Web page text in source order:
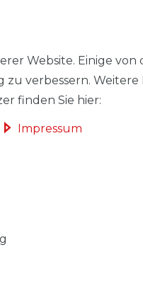
Website. Einige
verbessern.
finden Sie hier:
Impressum